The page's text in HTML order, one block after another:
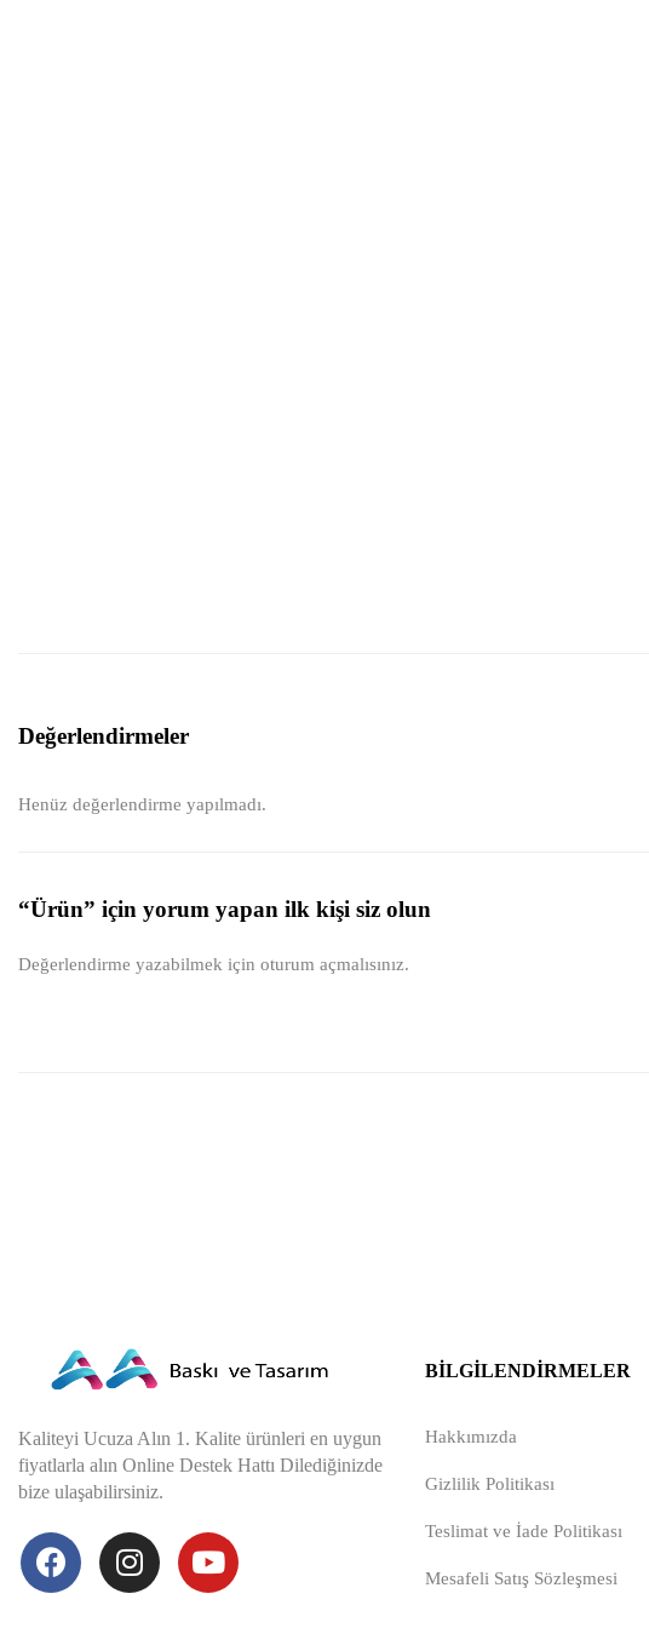
Değerlendirmeler
Henüz değerlendirme yapılmadı.
“Ürün” için yorum yapan ilk kişi siz olun
Değerlendirme yazabilmek için oturum açmalısınız.
Kaliteyi Ucuza Alın 1. Kalite ürünleri en uygun
fiyatlarla alın Online Destek Hattı Dilediğinizde
bize ulaşabilirsiniz.
BILGILENDIRMELER
Hakkımızda
Gizlilik Politikası
Teslimat ve İade Politikası
Mesafeli Satış Sözleşmesi